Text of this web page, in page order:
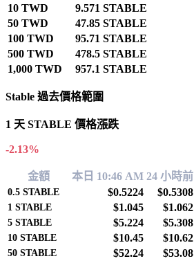
10 TWD
9.571 STABLE
50 TWD
47.85 STABLE
100 TWD
95.71 STABLE
500 TWD
478.5 STABLE
1,000 TWD
957.1 STABLE
Stable 過去價格範圍
1 天 STABLE 價格漲跌
-2.13%
金額 本日 10:46 AM 24 小時前
0.5 STABLE $0.5224 $0.5308
1 STABLE $1.045 $1.062
5 STABLE $5.224 $5.308
10 STABLE $10.45 $10.62
50 STABLE $52.24 $53.08